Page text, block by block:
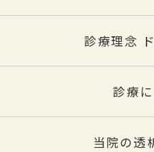
診療理念
診療
当院の透